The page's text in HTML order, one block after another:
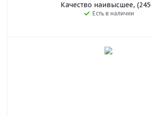
Качество наивысшее,
Есть в наличии